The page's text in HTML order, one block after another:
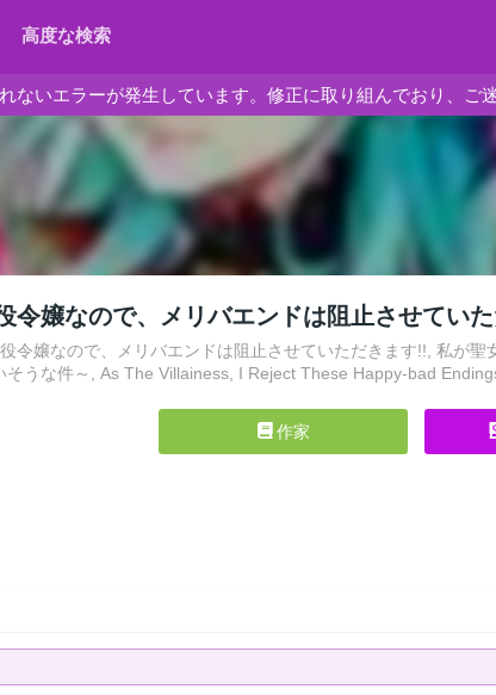
高度な検索
ないエラーが発生しています。修正に取り組んでおり、ご
令嬢なので、メリバエンドは阻止させてい
令嬢なので、メリバエンドは阻止させていただきます!!, 私が
そうな件～, As The Villainess, I Reject These Happy-bad
作家